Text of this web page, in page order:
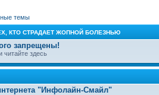
темы
КТО СТРАДАЕТ ЖОПНОЙ БОЛЕЗНЬЮ
запрещены!
читайте здесь
"Инфолайн-Смайл"